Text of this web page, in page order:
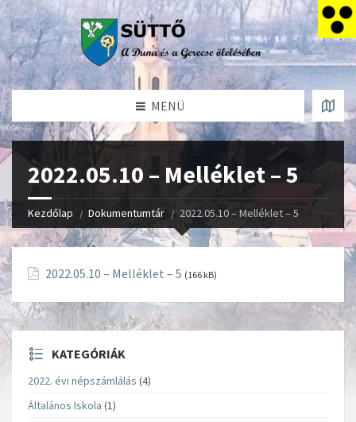
MENÜ
2022.05.10 – Melléklet – 5
Kezdőlap Dokumentumtár 2022.05.10 – Melléklet – 5
2022.05.10 – Melléklet – 5 (166 kB)
KATEGÓRIÁK
2022. évi népszámlálás (4)
Általános Iskola (1)